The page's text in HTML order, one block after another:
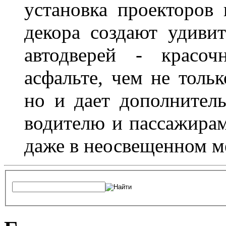
установка
декора создают
автодверей -
асфальте, чем не
но и дает
водителю и
даже в неосвещенном